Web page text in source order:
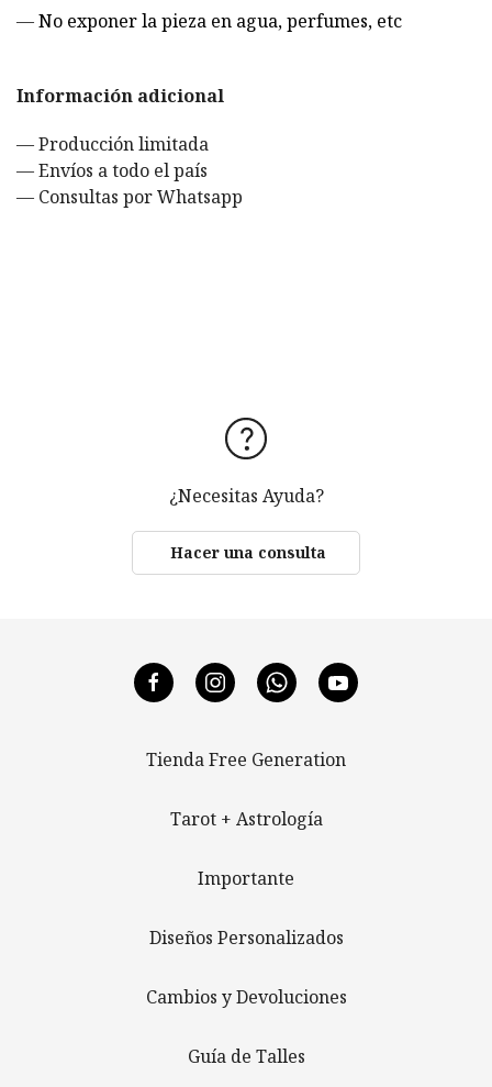
—No exponer la pieza en agua, perfumes, etc
Información adicional
— Producción limitada
— Envíos a todo el país
— Consultas por Whatsapp
¿Necesitas Ayuda?
Hacer una consulta
Tienda Free Generation
Tarot + Astrología
Importante
Diseños Personalizados
Cambios y Devoluciones
Guía de Talles